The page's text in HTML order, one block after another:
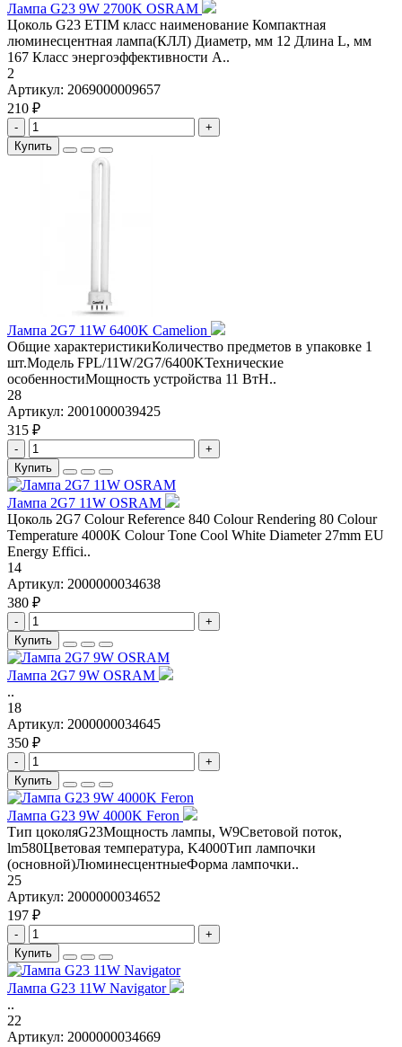
Лампа G23 9W 2700K OSRAM
Цоколь G23 ETIM класс наименование Компактная
люминесцентная лампа(КЛЛ) Диаметр, мм 12 Длина L, мм
167 Класс энергоэффективности A..
2
Артикул: 2069000009657
210 ₽
-
+
Купить
Лампа 2G7 11W 6400K Camelion
Общие характеристикиКоличество предметов в упаковке 1
шт.Модель FPL/11W/2G7/6400KТехнические
особенностиМощность устройства 11 ВтН..
28
Артикул: 2001000039425
315 ₽
-
+
Купить
Лампа 2G7 11W OSRAM
Цоколь 2G7 Colour Reference 840 Colour Rendering 80 Colour
Temperature 4000K Colour Tone Cool White Diameter 27mm EU
Energy Effici..
14
Артикул: 2000000034638
380 ₽
-
+
Купить
Лампа 2G7 9W OSRAM
..
18
Артикул: 2000000034645
350 ₽
-
+
Купить
Лампа G23 9W 4000K Feron
Тип цоколяG23Мощность лампы, W9Световой поток,
lm580Цветовая температура, K4000Тип лампочки
(основной)ЛюминесцентныеФорма лампочки..
25
Артикул: 2000000034652
197 ₽
-
+
Купить
Лампа G23 11W Navigator
..
22
Артикул: 2000000034669